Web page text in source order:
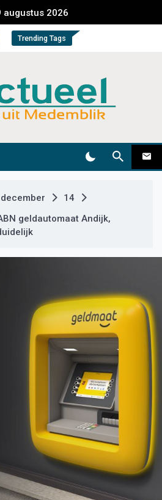
augustus 2026
Trending Tags
Actueel
december
14
geldautomaat Andijk,